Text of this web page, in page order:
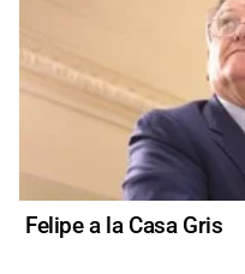
Felipe a la Casa Gris